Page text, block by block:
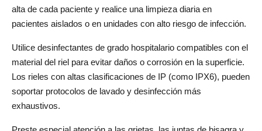
alta de cada paciente y realice una limpieza diaria en
pacientes aislados o en unidades con alto riesgo de infección.
Utilice desinfectantes de grado hospitalario compatibles con el
material del riel para evitar daños o corrosión en la superficie.
Los rieles con altas clasificaciones de IP (como IPX6), pueden
soportar protocolos de lavado y desinfección más
exhaustivos.